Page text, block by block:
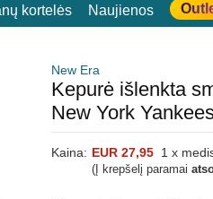
kortelės Naujienos
New Era
Kepurė išlenkta
New York
Kaina: EUR 27,95 1 x
(Į krepšelį paramai